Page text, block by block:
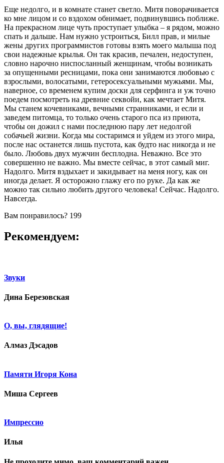
Еще недолго, и в комнате станет светло. Митя поворачивается
ко мне лицом и со вздохом обнимает, подвинувшись поближе.
На прекрасном лице чуть проступает улыбка – я рядом, можно
спать и дальше. Нам нужно устроиться, Билл прав, и милые
жены других программистов готовы взять моего малыша под
свои надежные крылья. Он так красив, печален, недоступен,
словно нарочно ниспосланный женщинам, чтобы возникать
за опущенными ресницами, пока они занимаются любовью с
взрослыми, волосатыми, гетеросексуальными мужьями. Мы,
наверное, со временем купим доски для серфинга и уж точно
поедем посмотреть на древние секвойи, как мечтает Митя.
Мы станем кочевниками, вечными странниками, и если и
заведем питомца, то только очень старого пса из приюта,
чтобы он дожил с нами последнюю пару лет недолгой
собачьей жизни. Когда мы состаримся и уйдем из этого мира,
после нас останется лишь пустота, как будто нас никогда и не
было. Любовь двух мужчин бесплодна. Неважно. Все это
совершенно не важно. Мы вместе сейчас, в этот самый миг.
Надолго. Митя вздыхает и закидывает на меня ногу, как он
иногда делает. Я осторожно глажу его по руке. Да как же
можно так сильно любить другого человека! Сейчас. Надолго.
Навсегда.
Вам понравилось? 199
Рекомендуем:
Звуки
Дина Березовская
О, вы, глядящие!
Алмаз Дэсадов
Памяти Игоря Кона
Миша Сергеев
Импрессио
Илья